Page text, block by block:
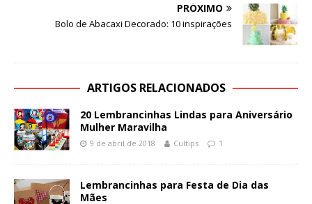
PRÓXIMO
Bolo de Abacaxi Decorado: 10 inspirações
ARTIGOS RELACIONADOS
20 Lembrancinhas Lindas para Aniversário
Mulher Maravilha
9 de abril de 2018 Cultips 1
Lembrancinhas para Festa de Dia das
Mães